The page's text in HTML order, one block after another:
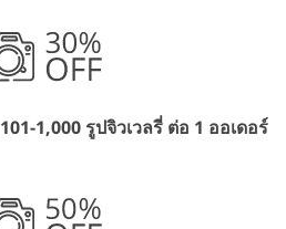
101-1,000 รูปจิวเวลรี่ ต่อ 1 ออเดอร์